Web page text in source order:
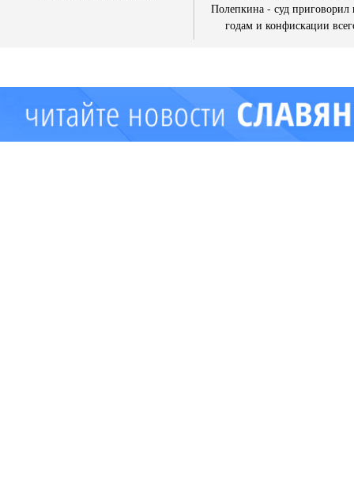
Полепкина - суд приговорил
годам и конфискации